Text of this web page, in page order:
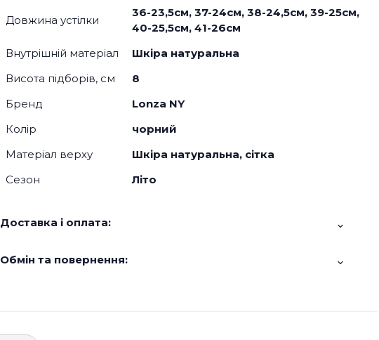
Довжина устілки
36-23,5см, 37-24см, 38-24,5см, 39-25см,
40-25,5см, 41-26см
Внутрішній матеріал
Шкіра натуральна
Висота підборів, см
8
Бренд
Lonza NY
Колір
чорний
Матеріал верху
Шкіра натуральна, сітка
Сезон
Літо
Доставка і оплата:
Обмін та повернення: